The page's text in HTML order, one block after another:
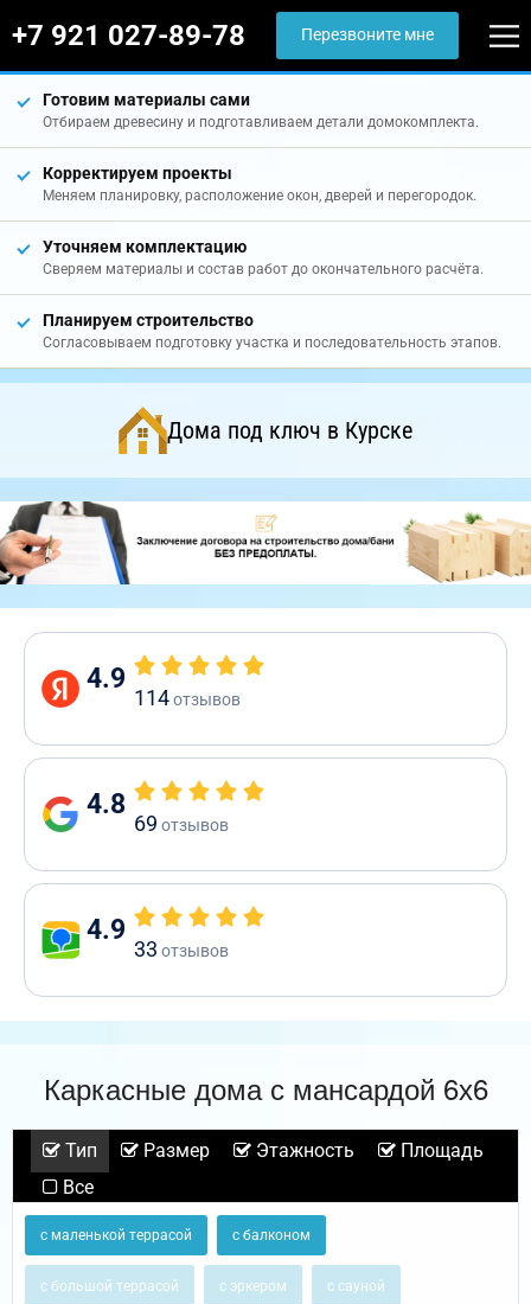
+7 921 027-89-78 Перезвоните мне
Готовим материалы сами
Отбираем древесину и подготавливаем детали домокомплекта.
Корректируем проекты
Меняем планировку, расположение окон, дверей и перегородок.
Уточняем комплектацию
Сверяем материалы и состав работ до окончательного расчёта.
Планируем строительство
Согласовываем подготовку участка и последовательность этапов.
Дома под ключ в Курске
4.9
114отзывов
4.8
69 отзывов
4.9
33 отзывов
Каркасные дома с мансардой 6х6
Тип Размер Этажность
Площадь
Все
с маленькой террасой с балконом
с большой террасой с эркером с сауной